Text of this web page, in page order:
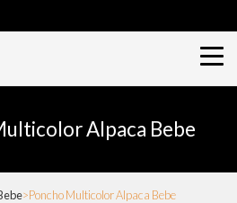
Alpaca Bebe
Poncho Multicolor Alpaca Bebe